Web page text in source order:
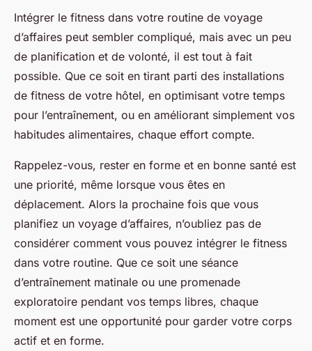
Intégrer le fitness dans votre routine de voyage
d’affaires peut sembler compliqué, mais avec un peu
de planification et de volonté, il est tout à fait
possible. Que ce soit en tirant parti des installations
de fitness de votre hôtel, en optimisant votre temps
pour l’entraînement, ou en améliorant simplement vos
habitudes alimentaires, chaque effort compte.
Rappelez-vous, rester en forme et en bonne santé est
une priorité, même lorsque vous êtes en
déplacement. Alors la prochaine fois que vous
planifiez un voyage d’affaires, n’oubliez pas de
considérer comment vous pouvez intégrer le fitness
dans votre routine. Que ce soit une séance
d’entraînement matinale ou une promenade
exploratoire pendant vos temps libres, chaque
moment est une opportunité pour garder votre corps
actif et en forme.